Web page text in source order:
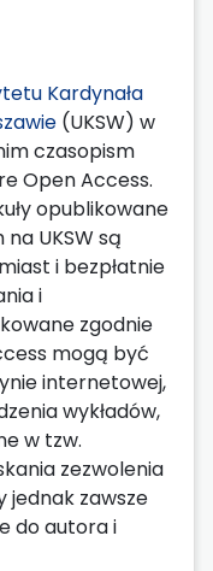
Kardynała
(UKSW) w
czasopism
Open Access.
opublikowane
UKSW są
i bezpłatnie
i
zgodnie
mogą być
internetowej,
wykładów,
w tzw.
zezwolenia
jednak zawsze
do autora i